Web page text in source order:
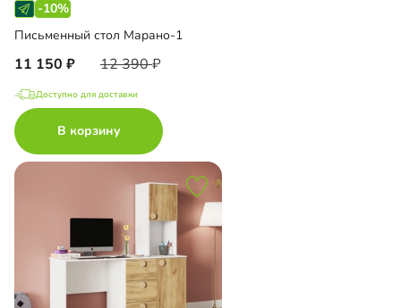
-10%
Письменный стол Марано-1
11 150 12 390
Доступно для доставки
В корзину